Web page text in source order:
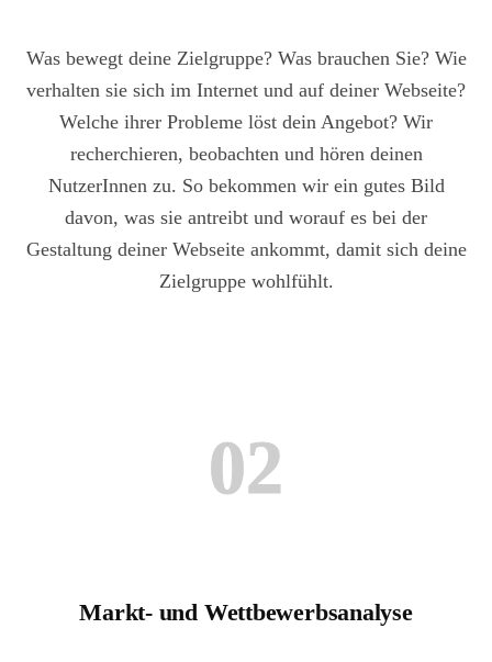
Was bewegt deine Zielgruppe? Was brauchen Sie? Wie
verhalten sie sich im Internet und auf deiner Webseite?
Welche ihrer Probleme löst dein Angebot? Wir
recherchieren, beobachten und hören deinen
NutzerInnen zu. So bekommen wir ein gutes Bild
davon, was sie antreibt und worauf es bei der
Gestaltung deiner Webseite ankommt, damit sich deine
Zielgruppe wohlfühlt.
02
Markt- und Wettbewerbsanalyse